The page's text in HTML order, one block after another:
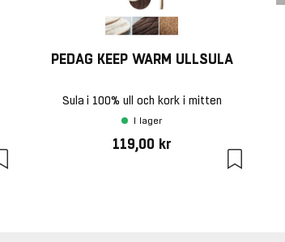
PEDAG KEEP WARM ULLSULA
Sula i 100% ull och kork i mitten
I lager
119,00 kr